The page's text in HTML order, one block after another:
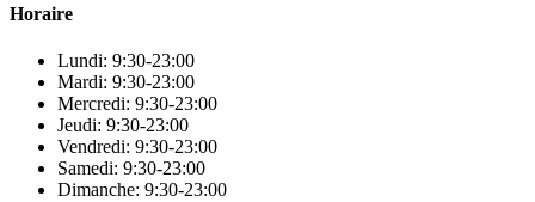
Horaire
Lundi: 9:30-23:00
Mardi: 9:30-23:00
Mercredi: 9:30-23:00
Jeudi: 9:30-23:00
Vendredi: 9:30-23:00
Samedi: 9:30-23:00
Dimanche: 9:30-23:00